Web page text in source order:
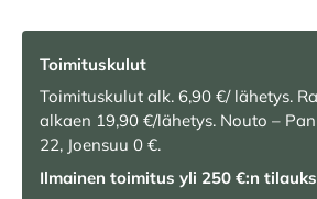
Toimituskulut
Toimituskulut alk. 6,90 €/ lähetys.
alkaen 19,90 €/lähetys. Nouto –
22, Joensuu 0 €.
Ilmainen toimitus yli 250 €:n